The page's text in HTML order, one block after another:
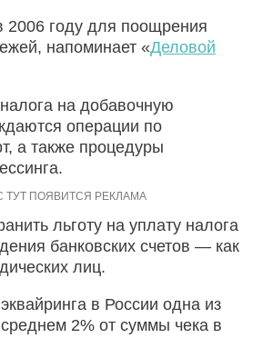
2006 году для поощрения
напоминает «Деловой
на добавочную
операции по
а также процедуры
льготу на уплату налога
банковских счетов — как
лиц.
в России одна из
2% от суммы чека в